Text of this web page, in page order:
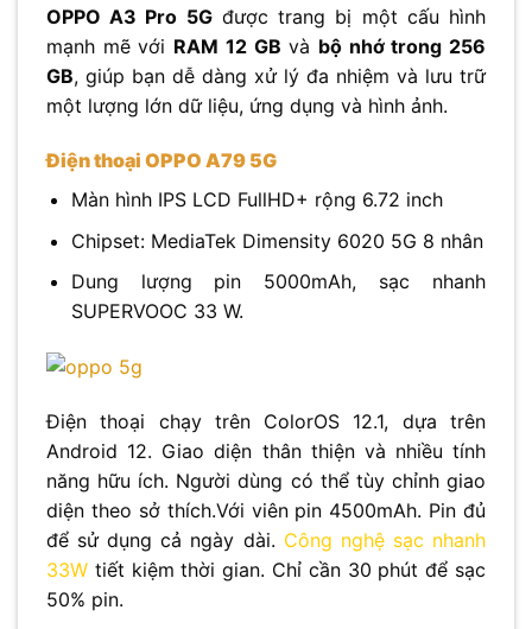
OPPO A3 Pro 5Gđược trang bị một cấu hình
mạnh mẽ với RAM 12 GB và bộ nhớ trong 256
GB, giúp bạn dễ dàng xử lý đa nhiệm và lưu trữ
một lượng lớn dữ liệu, ứng dụng và hình ảnh.
Điện thoại OPPO A79 5G
Màn hình IPS LCD FullHD+ rộng 6.72 inch
Chipset: MediaTek Dimensity 6020 5G 8 nhân
Dung lượng pin 5000mAh, sạc nhanh
SUPERVOOC 33 W.
Điện thoại chạy trên ColorOS 12.1, dựa trên
Android 12. Giao diện thân thiện và nhiều tính
năng hữu ích. Người dùng có thể tùy chỉnh giao
diện theo sở thích.Với viên pin 4500mAh. Pin đủ
để sử dụng cả ngày dài. Công nghệ sạc nhanh
33W tiết kiệm thời gian. Chỉ cần 30 phút để sạc
50% pin.